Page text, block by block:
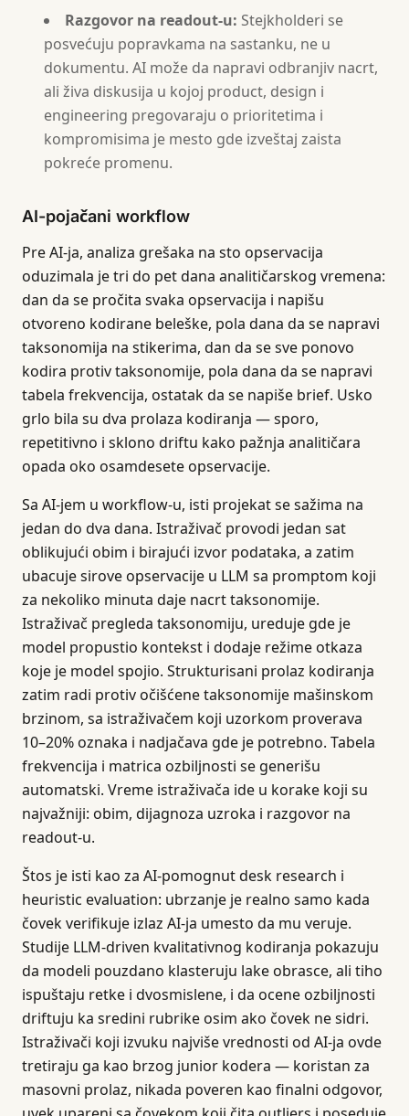
Razgovor na readout-u: Stejkholderi se
posvećuju popravkama na sastanku, ne u
dokumentu. AI može da napravi odbranjiv nacrt,
ali živa diskusija u kojoj product, design i
engineering pregovaraju o prioritetima i
kompromisima je mesto gde izveštaj zaista
pokreće promenu.
AI-pojačani workflow
Pre AI-ja, analiza grešaka na sto opservacija
oduzimala je tri do pet dana analitičarskog vremena:
dan da se pročita svaka opservacija i napišu
otvoreno kodirane beleške, pola dana da se napravi
taksonomija na stikerima, dan da se sve ponovo
kodira protiv taksonomije, pola dana da se napravi
tabela frekvencija, ostatak da se napiše brief. Usko
grlo bila su dva prolaza kodiranja — sporo,
repetitivno i sklono driftu kako pažnja analitičara
opada oko osamdesete opservacije.
Sa AI-jem u workflow-u, isti projekat se sažima na
jedan do dva dana. Istraživač provodi jedan sat
oblikujući obim i birajući izvor podataka, a zatim
ubacuje sirove opservacije u LLM sa promptom koji
za nekoliko minuta daje nacrt taksonomije.
Istraživač pregleda taksonomiju, ureduje gde je
model propustio kontekst i dodaje režime otkaza
koje je model spojio. Strukturisani prolaz kodiranja
zatim radi protiv očišćene taksonomije mašinskom
brzinom, sa istraživačem koji uzorkom proverava
10–20% oznaka i nadjačava gde je potrebno. Tabela
frekvencija i matrica ozbiljnosti se generišu
automatski. Vreme istraživača ide u korake koji su
najvažniji: obim, dijagnoza uzroka i razgovor na
readout-u.
Štos je isti kao za AI-pomognut desk research i
heuristic evaluation: ubrzanje je realno samo kada
čovek verifikuje izlaz AI-ja umesto da mu veruje.
Studije LLM-driven kvalitativnog kodiranja pokazuju
da modeli pouzdano klasteruju lake obrasce, ali tiho
ispuštaju retke i dvosmislene, i da ocene ozbiljnosti
driftuju ka sredini rubrike osim ako čovek ne sidri.
Istraživači koji izvuku najviše vrednosti od AI-ja ovde
tretiraju ga kao brzog junior kodera — koristan za
masovni prolaz, nikada poveren kao finalni odgovor,